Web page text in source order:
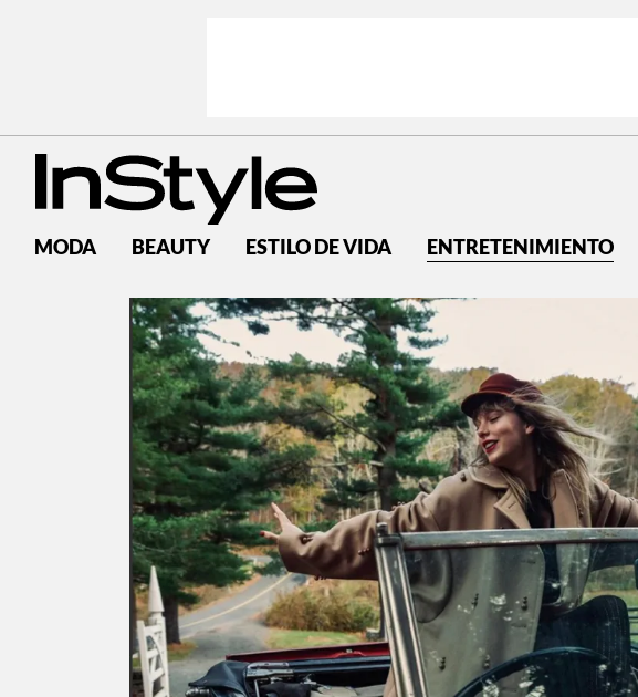
MODA BEAUTY ESTILO DE VIDA ENTRETENIMIENTO